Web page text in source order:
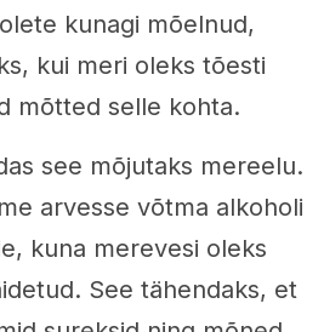
kunagi mõelnud,
kui meri oleks tõesti
mõtted selle kohta.
see mõjutaks mereelu.
arvesse võtma alkoholi
kuna merevesi oleks
See tähendaks, et